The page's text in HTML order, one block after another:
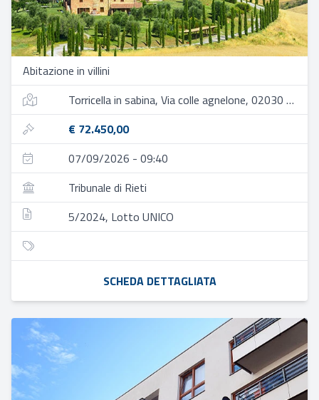
Abitazione in villini
Torricella in sabina, Via colle agnelone, 02030 torricella in sabina ri, italia
€ 72.450,00
07/09/2026 - 09:40
Tribunale di Rieti
5/2024, Lotto UNICO
SCHEDA DETTAGLIATA